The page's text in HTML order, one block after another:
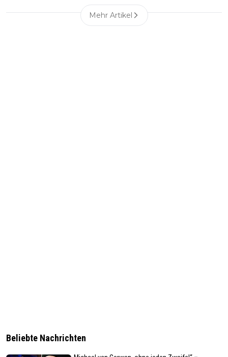
Mehr Artikel
Beliebte Nachrichten